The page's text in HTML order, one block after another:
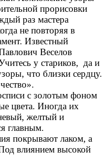
прорисовки
раз мастера
не повторяя в
Известный
Веселов
у стариков, да и
что близки сердцу.
творчество».
с золотым фоном
цвета. Иногда их
желтый и
главным.
покрывают лаком, а
влиянием высокой